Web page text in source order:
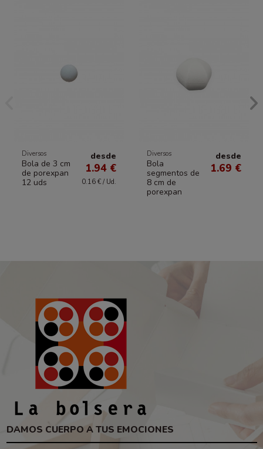
Diversos
Bola de 3 cm
de porexpan
12 uds
desde
1.94 €
0.16 € / Ud.
Diversos
Bola
segmentos de
8 cm de
porexpan
desde
1.69 €
DAMOS CUERPO A TUS EMOCIONES